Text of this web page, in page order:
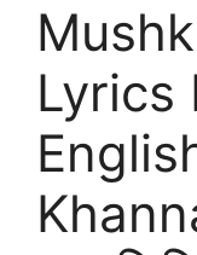
Lyrics